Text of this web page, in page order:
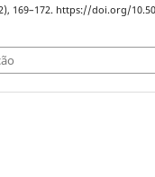
169–172. https://doi.org/